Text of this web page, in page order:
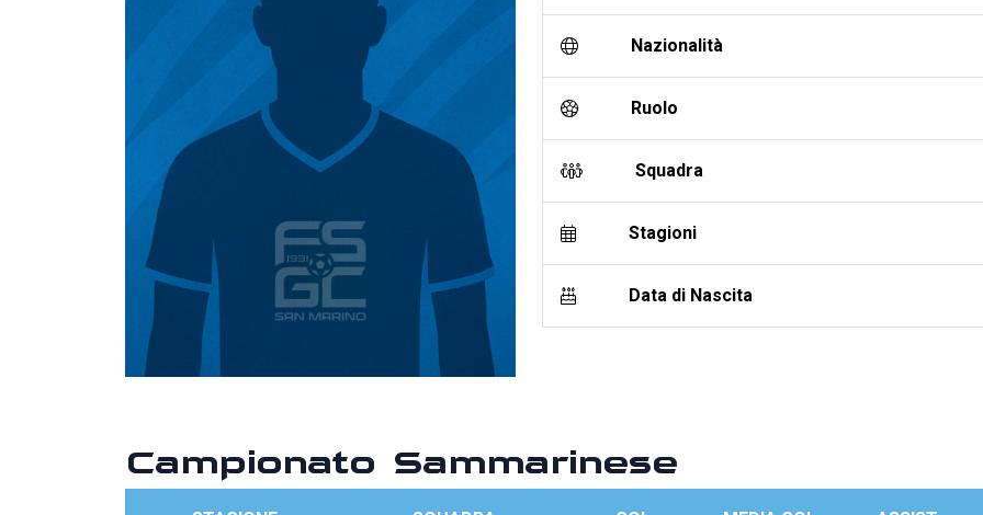
Nazionalità
Ruolo
Squadra
Stagioni
Data di Nascita
Campionato Sammarinese